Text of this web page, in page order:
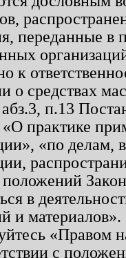
переданные в
к
о средствах
абз.3, п.13
«О практике
«по делам,
положений
в
и материалов».
«Правом
с